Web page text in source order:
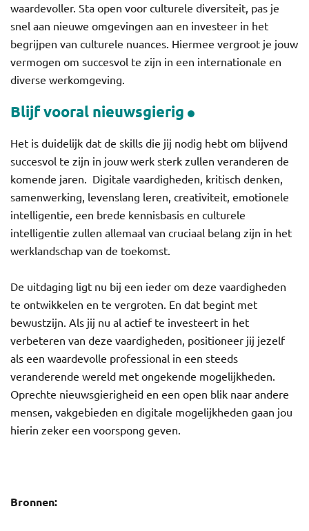
waardevoller. Sta open voor culturele diversiteit, pas je
snel aan nieuwe omgevingen aan en investeer in het
begrijpen van culturele nuances. Hiermee vergroot je jouw
vermogen om succesvol te zijn in een internationale en
diverse werkomgeving.
Blijf vooral nieuwsgierig
Het is duidelijk dat de skills die jij nodig hebt om blijvend
succesvol te zijn in jouw werk sterk zullen veranderen de
komende jaren. Digitale vaardigheden, kritisch denken,
samenwerking, levenslang leren, creativiteit, emotionele
intelligentie, een brede kennisbasis en culturele
intelligentie zullen allemaal van cruciaal belang zijn in het
werklandschap van de toekomst.
De uitdaging ligt nu bij een ieder om deze vaardigheden
te ontwikkelen en te vergroten. En dat begint met
bewustzijn. Als jij nu al actief te investeert in het
verbeteren van deze vaardigheden, positioneer jij jezelf
als een waardevolle professional in een steeds
veranderende wereld met ongekende mogelijkheden.
Oprechte nieuwsgierigheid en een open blik naar andere
mensen, vakgebieden en digitale mogelijkheden gaan jou
hierin zeker een voorspong geven.
Bronnen: